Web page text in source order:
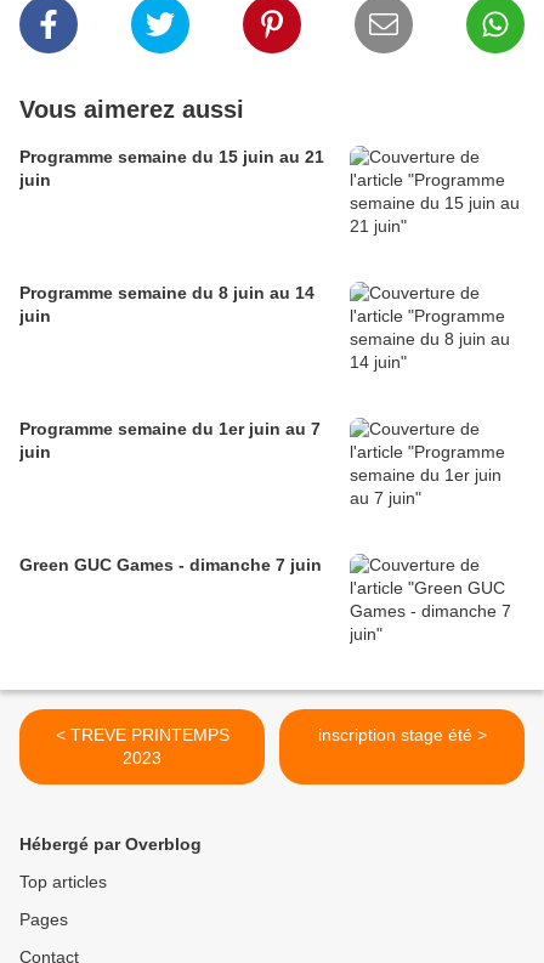
Vous aimerez aussi
Programme semaine du 15 juin au 21
juin
Programme semaine du 8 juin au 14
juin
Programme semaine du 1er juin au 7
juin
Green GUC Games - dimanche 7 juin
< TREVE PRINTEMPS
2023
inscription stage été >
Hébergé par Overblog
Top articles
Pages
Contact